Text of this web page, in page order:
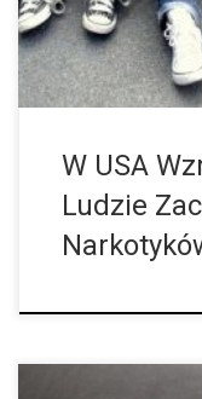
W USA
Ludzie